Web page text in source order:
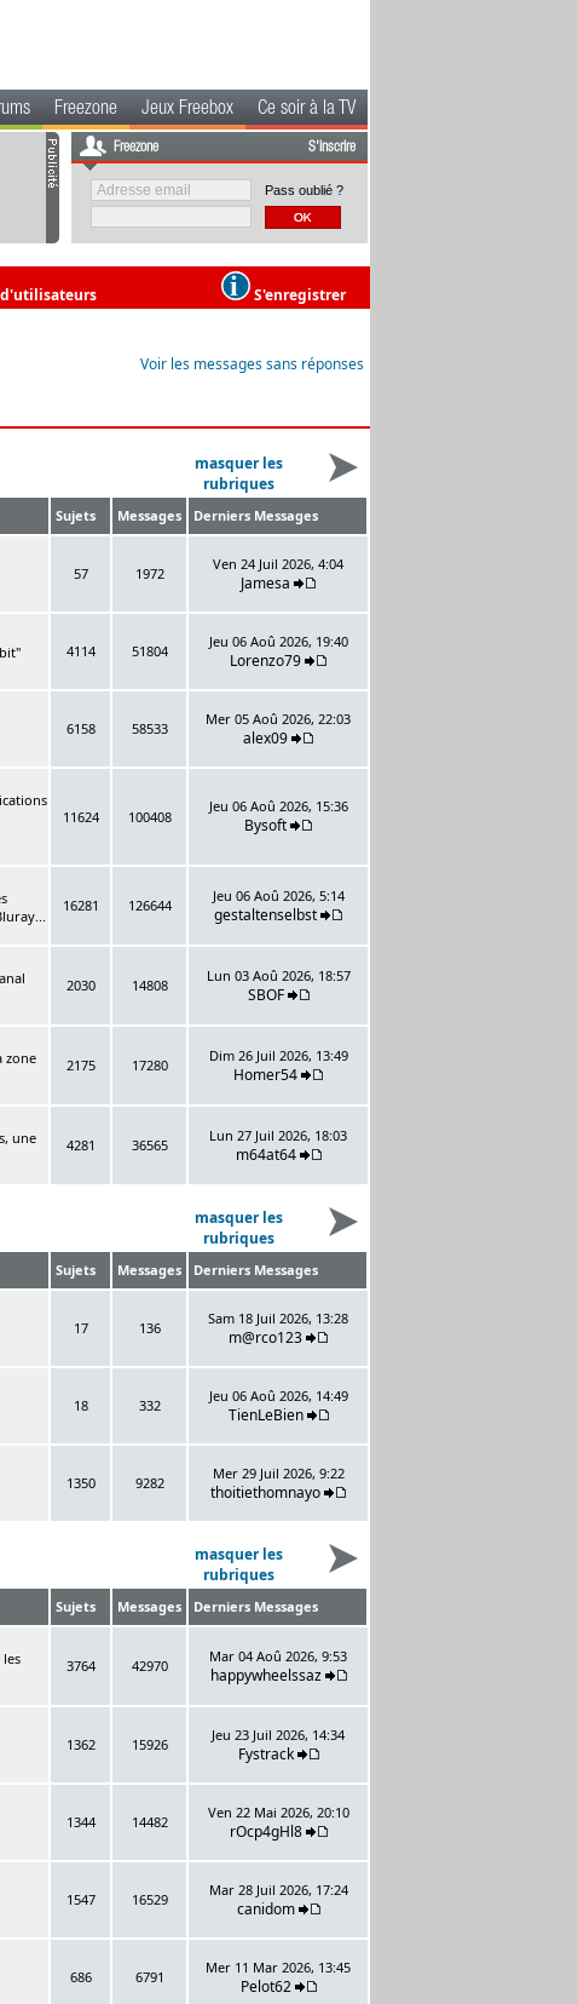
Freezone Jeux Freebox Ce soir à la TV
Freezone S'inscrire
Pass oublié ?
S'enregistrer
Voir les messages sans réponses
masquer les
rubriques
Sujets Messages Derniers Messages
57 1972
Ven 24 Juil 2026, 4:04
Jamesa
4114 51804
Jeu 06 Aoû 2026, 19:40
Lorenzo79
6158 58533
Mer 05 Aoû 2026, 22:03
alex09
11624 100408
Jeu 06 Aoû 2026, 15:36
Bysoft
16281 126644
Jeu 06 Aoû 2026, 5:14
gestaltenselbst
2030 14808
Lun 03 Aoû 2026, 18:57
SBOF
zone
2175 17280
Dim 26 Juil 2026, 13:49
Homer54
une
4281 36565
Lun 27 Juil 2026, 18:03
m64at64
masquer les
rubriques
Sujets Messages Derniers Messages
17 136
Sam 18 Juil 2026, 13:28
m@rco123
18 332
Jeu 06 Aoû 2026, 14:49
TienLeBien
1350 9282
Mer 29 Juil 2026, 9:22
thoitiethomnayo
masquer les
rubriques
Sujets Messages Derniers Messages
3764 42970
Mar 04 Aoû 2026, 9:53
happywheelssaz
1362 15926
Jeu 23 Juil 2026, 14:34
Fystrack
1344 14482
Ven 22 Mai 2026, 20:10
rOcp4gHl8
1547 16529
Mar 28 Juil 2026, 17:24
canidom
686 6791
Mer 11 Mar 2026, 13:45
Pelot62